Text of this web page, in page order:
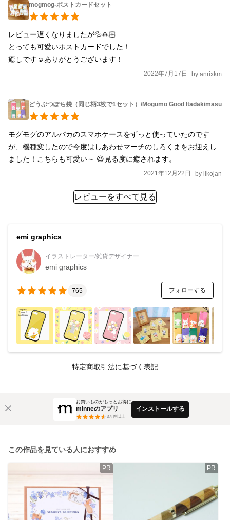
mogmog-ポストカードセット
レビュー遅くなりましたが💦🙏🏻
とっても可愛いポストカードでした！
癒しです☺️ありがとうございます！
2022年7月17日 by anrixkm
どうぶつぽち袋（同じ柄3枚で1セット）/Mogumo Good Itadakimasu
モグモグのアルパカのスマホケースをずっと使っていたのです
が、機種変したので今度はしあわせマーチのしろくまをお迎えし
ました！こちらも可愛い～ 😆見る度に癒されます。
2021年12月22日 by likojan
レビューをすべて見る
emi graphics
イラストレーター/雑貨デザイナー
emi graphics
765 フォローする
特定商取引法に基づく表記
お買いものがもっとお得に
minneのアプリ
3万件以上
インストールする
この作品を見ている人におすすめ
PR PR